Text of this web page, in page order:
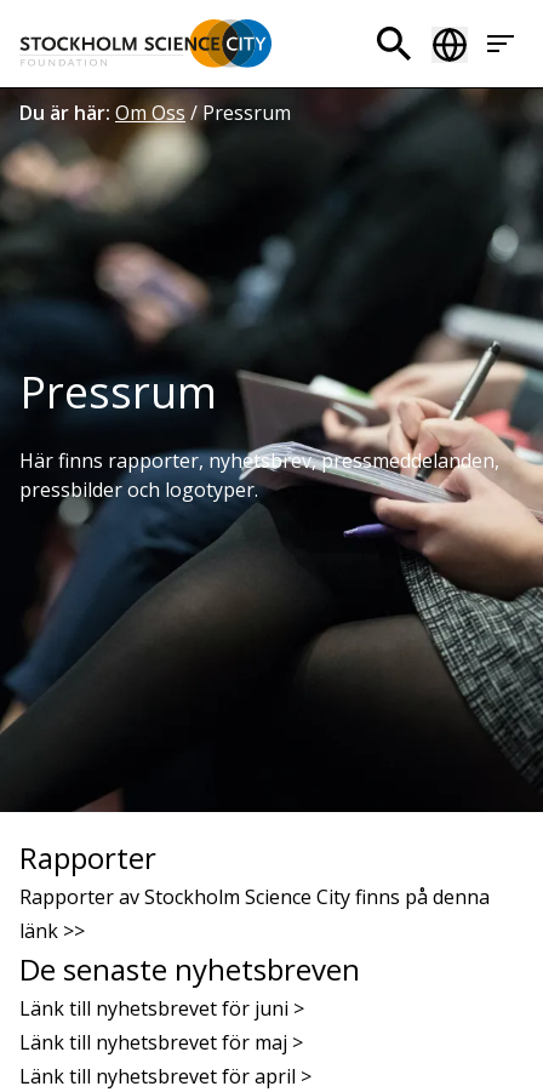
till
huvudinnehåll
Header
menu
Länkstig
Du är här: Om Oss /Pressrum
Pressrum
Här finns rapporter, nyhetsbrev, pressmeddelanden,
pressbilder och logotyper.
Rapporter
Rapporter av Stockholm Science City finns på denna
länk >>
De senaste nyhetsbreven
Länk till nyhetsbrevet för juni >
Länk till nyhetsbrevet för maj >
Länk till nyhetsbrevet för april >